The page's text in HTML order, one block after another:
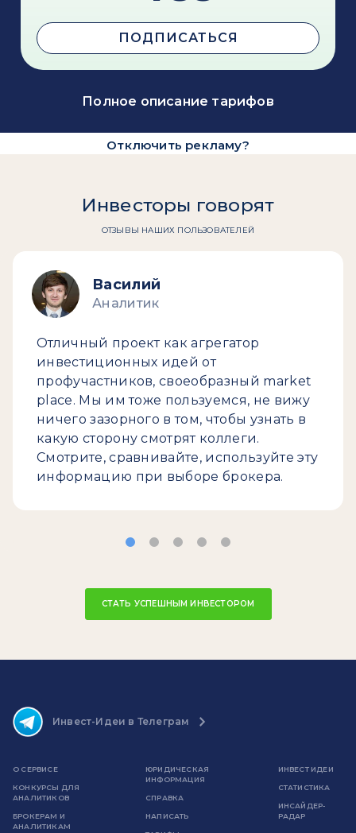
ПОДПИСАТЬСЯ
Полное описание тарифов
Отключить рекламу?
Инвесторы говорят
ОТЗЫВЫ НАШИХ ПОЛЬЗОВАТЕЛЕЙ
Василий
Аналитик
Отличный проект как агрегатор
инвестиционных идей от
профучастников, своеобразный market
place. Мы им тоже пользуемся, не вижу
ничего зазорного в том, чтобы узнать в
какую сторону смотрят коллеги.
Смотрите, сравнивайте, используйте эту
информацию при выборе брокера.
СТАТЬ УСПЕШНЫМ ИНВЕСТОРОМ
Инвест-Идеи в Телеграм
О СЕРВИСЕ
КОНКУРСЫ ДЛЯ
АНАЛИТИКОВ
БРОКЕРАМ И
АНАЛИТИКАМ
ЮРИДИЧЕСКАЯ
ИНФОРМАЦИЯ
СПРАВКА
НАПИСАТЬ
ИНВЕСТ ИДЕИ
СТАТИСТИКА
ИНСАЙДЕР-
РАДАР